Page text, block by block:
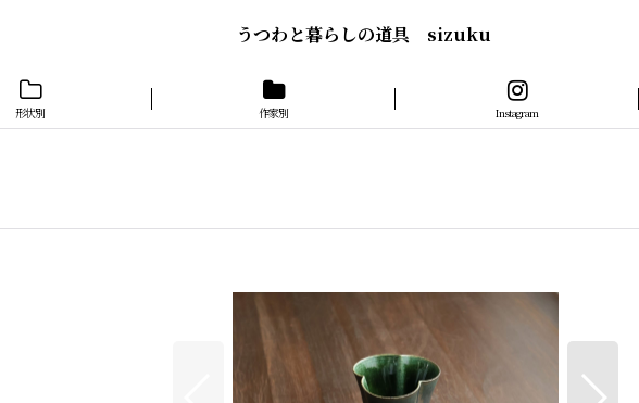
うつわと暮らしの道具 sizuku
形状別 作家別 Instagram